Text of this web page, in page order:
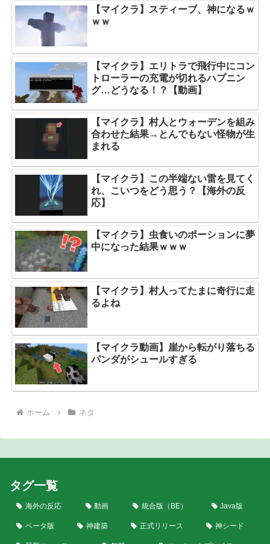
【マイクラ】スティーブ、神になるｗ
ｗｗ
【マイクラ】エリトラで飛行中にコン
トローラーの充電が切れるハプニン
グ…どうなる！？【動画】
【マイクラ】村人とウォーデンを組み
合わせた結果→とんでもない怪物が生
まれる
【マイクラ】この半端ない雷を見てく
れ、こいつをどう思う？【海外の反
応】
【マイクラ】虫食いのポーションに夢
中になった結果ｗｗｗ
【マイクラ】村人ってたまに奇行に走
るよね
【マイクラ動画】崖から転がり落ちる
パンダがシュールすぎる
ホーム ネタ
タグ一覧
海外の反応 動画 統合版（BE） Java版
ベータ版 神建築 正式リリース 神シード